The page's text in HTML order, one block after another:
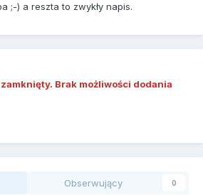
;-) a reszta to zwykły napis.
zamknięty. Brak możliwości dodania
Obserwujący 0